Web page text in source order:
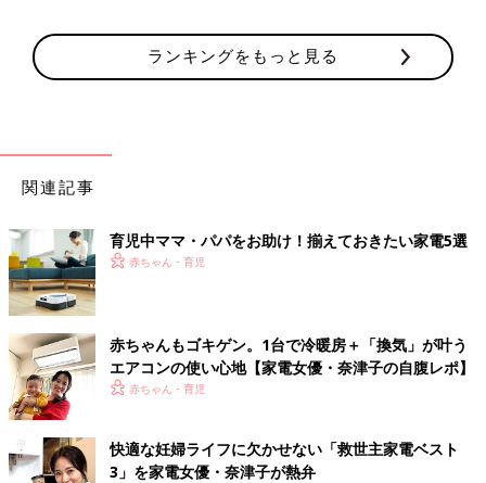
ランキングをもっと見る
関連記事
育児中ママ・パパをお助け！揃えておきたい家電5選
赤ちゃん・育児
赤ちゃんもゴキゲン。1台で冷暖房＋「換気」が叶う
エアコンの使い心地【家電女優・奈津子の自腹レポ】
赤ちゃん・育児
快適な妊婦ライフに欠かせない「救世主家電ベスト
3」を家電女優・奈津子が熱弁